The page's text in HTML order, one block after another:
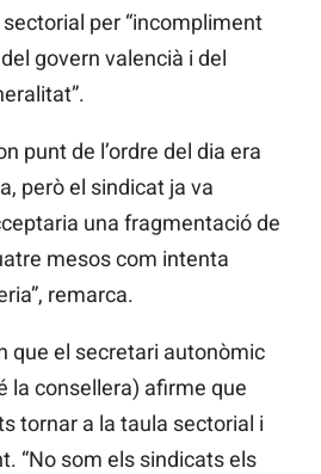
per “incompliment
govern valencià i del
punt de l’ordre del dia era
però el sindicat ja va
una fragmentació de
mesos com intenta
remarca.
que el secretari autonòmic
la consellera) afirme que
tornar a la taula sectorial i
“No som els sindicats els